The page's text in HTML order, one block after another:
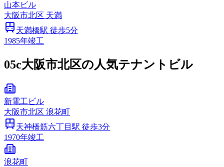
山本ビル
大阪市北区 天満
天満橋駅 徒歩5分
1985年竣工
05c大阪市北区の人気テナントビル
新電工ビル
大阪市北区 浪花町
天神橋筋六丁目 駅 徒歩3分
1970年竣工
浪花町